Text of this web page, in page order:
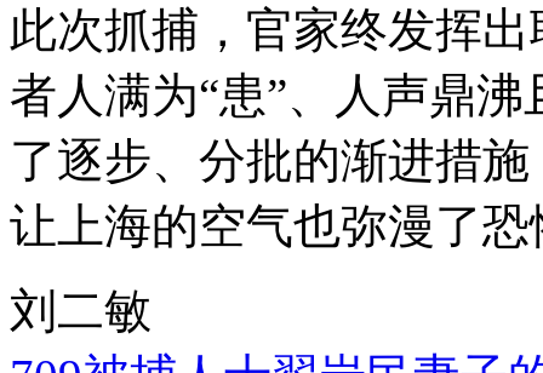
此次抓捕，官家终发挥
者人满为“患”、人声鼎
了逐步、分批的渐进措
让上海的空气也弥漫了
刘二敏